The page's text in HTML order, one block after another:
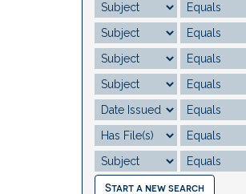
Start a new search